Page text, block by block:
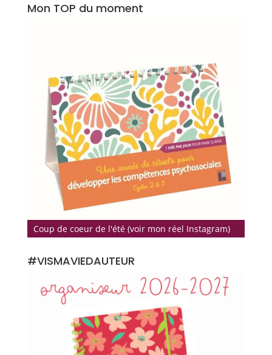
Mon TOP du moment
Coup de coeur de l'été (voir mon réel Instagram)
#VISMAVIEDAUTEUR